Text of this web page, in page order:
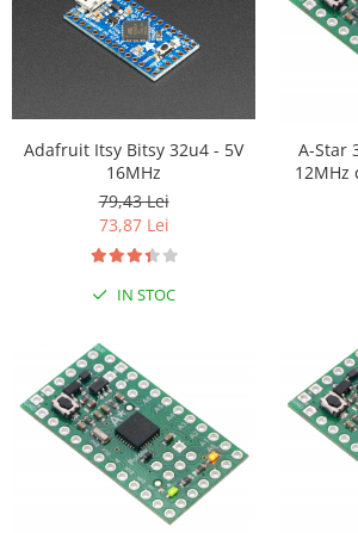
Adafruit Itsy Bitsy 32u4 - 5V
16MHz
79,43 Lei
73,87 Lei
IN STOC
A-Star